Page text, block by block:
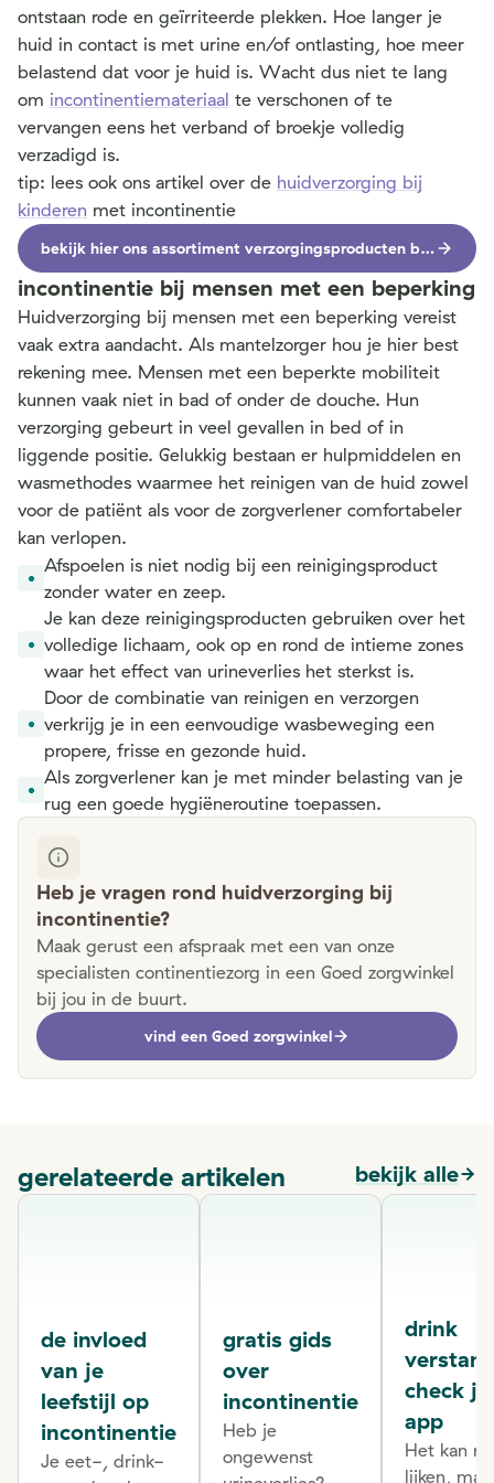
ontstaan rode en geïrriteerde plekken. Hoe langer je
huid in contact is met urine en/of ontlasting, hoe meer
belastend dat voor je huid is. Wacht dus niet te lang
om incontinentiemateriaal te verschonen of te
vervangen eens het verband of broekje volledig
verzadigd is.
tip: lees ook ons artikel over de huidverzorging bij
kinderen met incontinentie
bekijk hier ons assortiment verzorgingsproducten bij incontinentie
incontinentie bij mensen met een beperking
Huidverzorging bij mensen met een beperking vereist
vaak extra aandacht. Als mantelzorger hou je hier best
rekening mee. Mensen met een beperkte mobiliteit
kunnen vaak niet in bad of onder de douche. Hun
verzorging gebeurt in veel gevallen in bed of in
liggende positie. Gelukkig bestaan er hulpmiddelen en
wasmethodes waarmee het reinigen van de huid zowel
voor de patiënt als voor de zorgverlener comfortabeler
kan verlopen.
Afspoelen is niet nodig bij een reinigingsproduct
zonder water en zeep.
Je kan deze reinigingsproducten gebruiken over het
volledige lichaam, ook op en rond de intieme zones
waar het effect van urineverlies het sterkst is.
Door de combinatie van reinigen en verzorgen
verkrijg je in een eenvoudige wasbeweging een
propere, frisse en gezonde huid.
Als zorgverlener kan je met minder belasting van je
rug een goede hygiëneroutine toepassen.
Heb je vragen rond huidverzorging bij
incontinentie?
Maak gerust een afspraak met een van onze
specialisten continentiezorg in een Goed zorgwinkel
bij jou in de buurt.
vind een Goed zorgwinkel
gerelateerde artikelen bekijk alle
de invloed
van je
leefstijl op
incontinentie
Je eet-, drink-
gratis gids
over
incontinentie
Heb je
ongewenst
drink
check je
app
Het kan
lijken,